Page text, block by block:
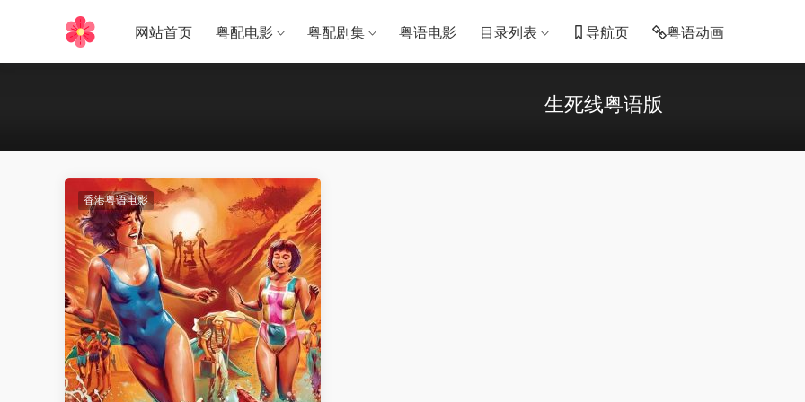
网站首页 粤配电影 粤配剧集 粤语电影 目录列表 导航页 粤语动画
生死线粤语版
香港粤语电影